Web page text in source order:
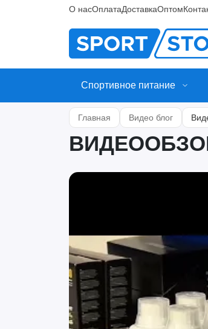
О насОплатаДоставкаОптом
Спортивное питание
Главная Видео блог